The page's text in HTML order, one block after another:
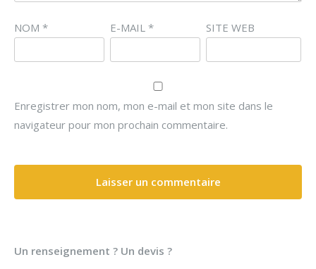
NOM * E-MAIL * SITE WEB
Enregistrer mon nom, mon e-mail et mon site dans le
navigateur pour mon prochain commentaire.
Un renseignement ? Un devis ?